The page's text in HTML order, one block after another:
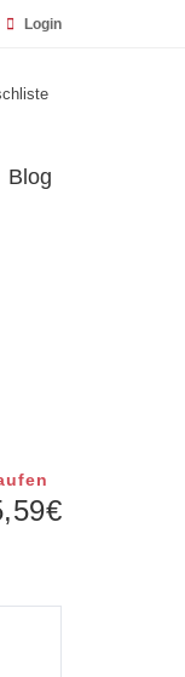
Login
Blog
€